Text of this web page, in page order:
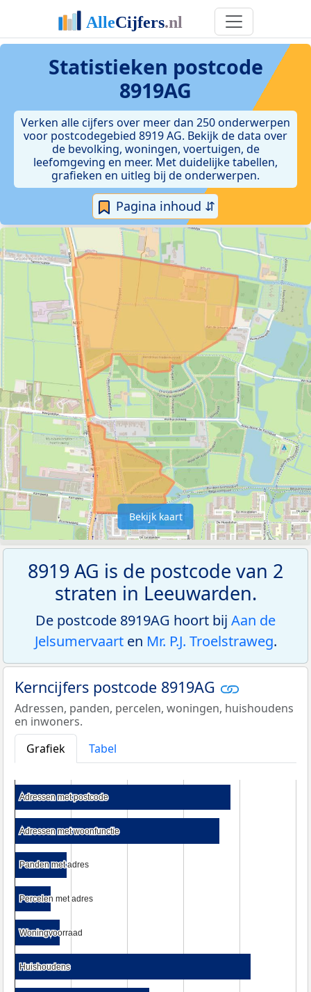
Statistieken postcode
8919AG
Verken alle cijfers over meer dan 250 onderwerpen
voor postcodegebied 8919 AG. Bekijk de data over
de bevolking, woningen, voertuigen, de
leefomgeving en meer. Met duidelijke tabellen,
grafieken en uitleg bij de onderwerpen.
Pagina inhoud ⇵
Bekijk kaart
8919 AG is de postcode van 2
straten in Leeuwarden.
De postcode 8919AG hoort bij Aan de
Jelsumervaarten Mr. P.J. Troelstraweg.
Kerncijfers postcode 8919AG
Adressen, panden, percelen, woningen, huishoudens
en inwoners.
Grafiek
Tabel
Adressen met postcode
Adressen met postcode
Adressen met woonfunctie
Adressen met woonfunctie
Panden met adres
Panden met adres
Percelen met adres
Percelen met adres
Woningvoorraad
Woningvoorraad
Huishoudens
Huishoudens